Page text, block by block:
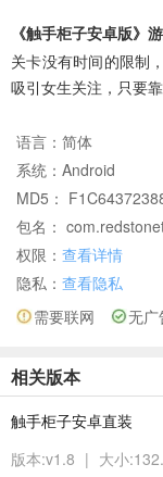
《触手柜子安卓版》
关卡没有时间的限制
吸引女生关注，只要
语言： 简体
系统： Android
MD5：
包名：
权限： 查看详情
隐私： 查看隐私
需要联网 无广
相关版本
触手柜子安卓直装
版本:v1.8 | 大小